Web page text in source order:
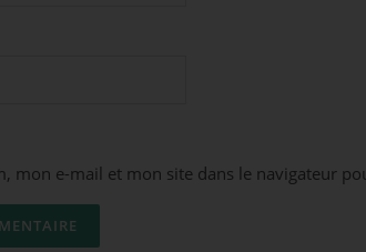
mon e-mail et mon site dans le navigateur